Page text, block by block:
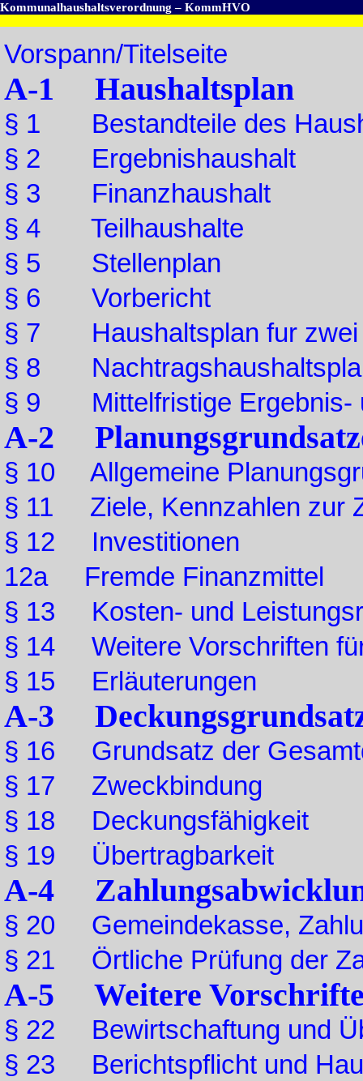
Kommunalhaushaltsverordnung – KommHVO
Vorspann/Titelseite
A-1 Haushaltsplan
§ 1 Bestandteile des
§ 2 Ergebnishaushalt
§ 3 Finanzhaushalt
§ 4 Teilhaushalte
§ 5 Stellenplan
§ 6 Vorbericht
§ 7 Haushaltsplan fur zwei
§ 8
§ 9 Mittelfristige Ergebnis-
A-2
§ 10 Allgemeine
§ 11 Ziele, Kennzahlen zur
§ 12 Investitionen
12a Fremde Finanzmittel
§ 13 Kosten- und
§ 14 Weitere Vorschriften
§ 15 Erläuterungen
A-3
§ 16 Grundsatz der
§ 17 Zweckbindung
§ 18 Deckungsfähigkeit
§ 19 Übertragbarkeit
A-4
§ 20 Gemeindekasse,
§ 21 Örtliche Prüfung der
A-5 Weitere
§ 22 Bewirtschaftung und
§ 23 Berichtspflicht und